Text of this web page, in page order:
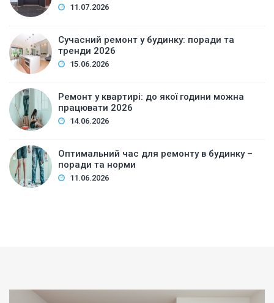
11.07.2026
Сучасний ремонт у будинку: поради та
тренди 2026
15.06.2026
Ремонт у квартирі: до якої години можна
працювати 2026
14.06.2026
Оптимальний час для ремонту в будинку –
поради та норми
11.06.2026